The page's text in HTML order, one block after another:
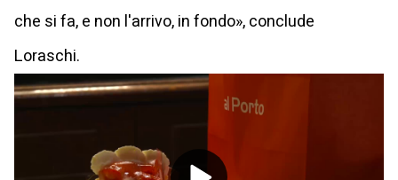
che si fa, e non l'arrivo, in fondo», conclude
Loraschi.